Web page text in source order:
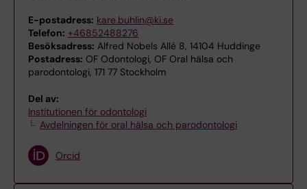
E-postadress: kare.buhlin@ki.se
Telefon: +46852488276
Besöksadress: Alfred Nobels Allé 8, 14104 Huddinge
Postadress: OF Odontologi, OF Oral hälsa och
parodontologi, 171 77 Stockholm
Del av:
Institutionen för odontologi
Avdelningen för oral hälsa och parodontologi
Orcid